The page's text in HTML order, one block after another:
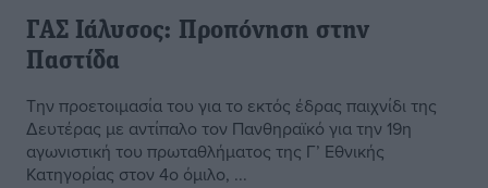
ΓΑΣ Ιάλυσος: Προπόνηση στην
Παστίδα
Την προετοιμασία του για το εκτός έδρας παιχνίδι της
Δευτέρας με αντίπαλο τον Πανθηραϊκό για την 19η
αγωνιστική του πρωταθλήματος της Γ’ Εθνικής
Κατηγορίας στον 4ο όμιλο, ...